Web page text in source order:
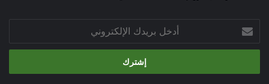
بريدك
الإلكتروني